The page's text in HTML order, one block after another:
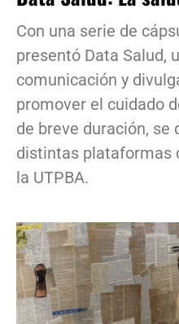
Con una serie de
presentó Data Salud,
comunicación y
promover el cuidado
de breve duración, se
distintas plataformas
la UTPBA.